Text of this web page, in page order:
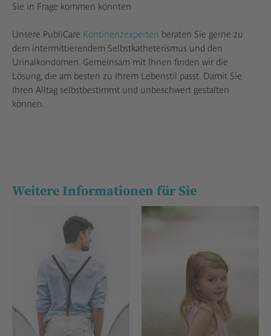
Sie in Frage kommen könnten
Unsere PubliCare Kontinenzexperten beraten Sie gerne zu
dem intermittierendem Selbstkatheterismus und den
Urinalkondomen. Gemeinsam mit Ihnen finden wir die
Lösung, die am besten zu Ihrem Lebenstil passt. Damit Sie
Ihren Alltag selbstbestimmt und unbeschwert gestalten
können.
Weitere Informationen für Sie